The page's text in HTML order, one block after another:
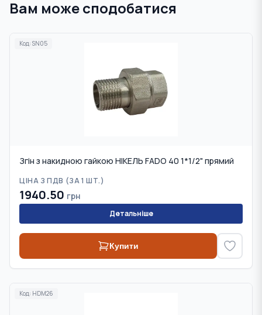
Вам може сподобатися
Код: SN05
Згін з накидною гайкою НІКЕЛЬ FADO 40 1*1/2" прямий
ЦІНА З ПДВ (ЗА 1 ШТ.)
1940.50 грн
Детальніше
Купити
Код: HDM26